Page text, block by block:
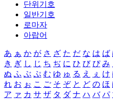
단위기호
일반기호
로마자
아랍어
あ ぁ か が さ ざ た だ な は ば
き ぎ し じ ち ぢ に ひ び ぴ み
ぬ ふ ぶ ぷ む ゆ ゅ る え ぇ け
れ お ぉ こ ご そ ぞ と ど の ほ
ア ァ カ サ ザ タ ダ ナ ハ バ パ